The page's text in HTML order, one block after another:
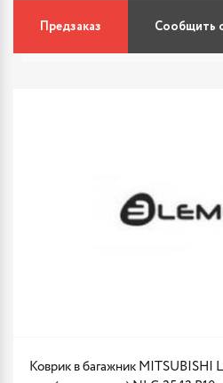
Предзаказ Сообщить
Коврик в багажник MITSUBISHI